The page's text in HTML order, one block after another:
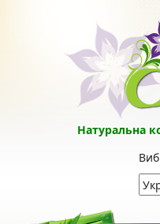
Натуральна